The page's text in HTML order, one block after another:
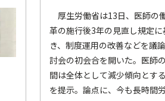
厚生労働省は13日、医師の
革の施行後3年の見直し規定に
き、制度運用の改善などを議
討会の初会合を開いた。医師
間は全体として減少傾向とす
を提示。論点に、今も長時間